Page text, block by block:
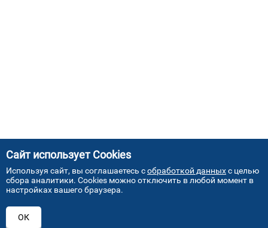
АДРЕСА НАШИХ СЕРВИСНЫХ
Сайт использует Cookies
Используя сайт, вы соглашаетесь собработкой данныхс целью
сбора аналитики. Cookies можно отключить в любой момент в
настройках вашего браузера.
ОК